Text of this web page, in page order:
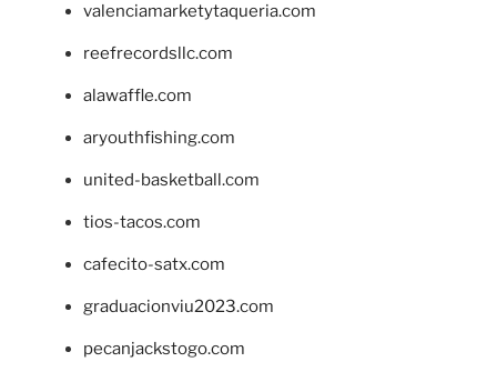
valenciamarketytaqueria.com
reefrecordsllc.com
alawaffle.com
aryouthfishing.com
united-basketball.com
tios-tacos.com
cafecito-satx.com
graduacionviu2023.com
pecanjackstogo.com